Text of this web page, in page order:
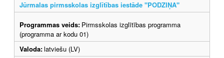
Jūrmalas pirmsskolas izglītības iestāde "PODZIŅA"
Programmas veids: Pirmsskolas izglītības programma
(programma ar kodu 01)
Valoda:latviešu (LV)